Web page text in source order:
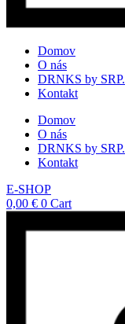
Domov
O nás
DRNKS by SRP.
Kontakt
Domov
O nás
DRNKS by SRP.
Kontakt
E-SHOP
0,00 € 0 Cart